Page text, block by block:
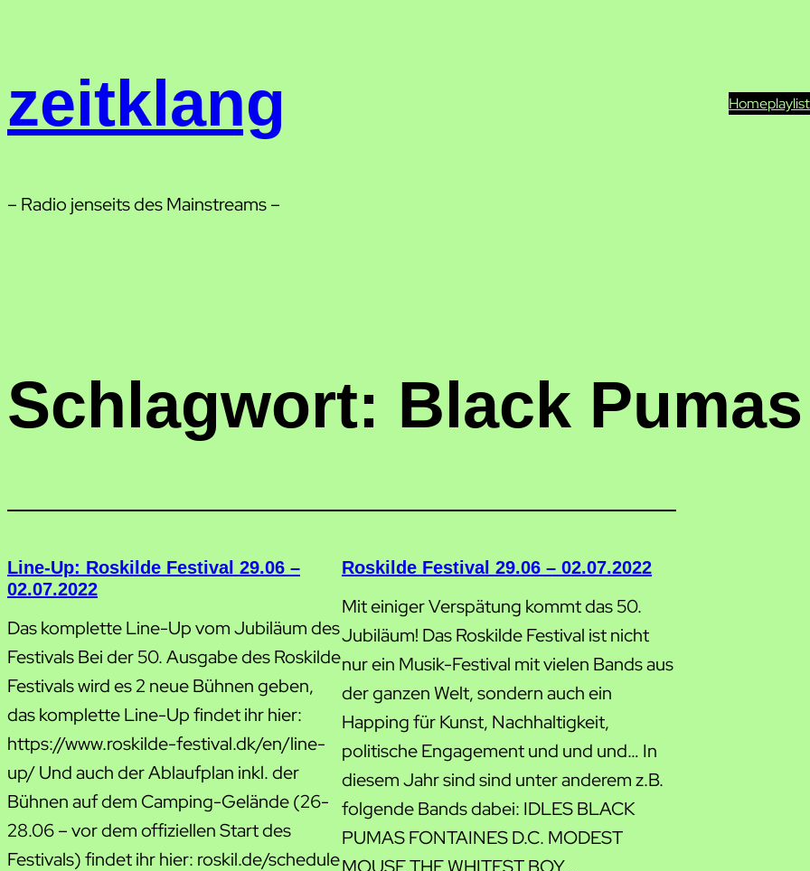
zeitklang Home
– Radio jenseits des Mainstreams –
Schlagwort: Black Pumas
Line-Up: Roskilde Festival 29.06 –
02.07.2022
Das komplette Line-Up vom Jubiläum des
Festivals Bei der 50. Ausgabe des Roskilde
Festivals wird es 2 neue Bühnen geben,
das komplette Line-Up findet ihr hier:
https://www.roskilde-festival.dk/en/line-
up/ Und auch der Ablaufplan inkl. der
Bühnen auf dem Camping-Gelände (26-
28.06 – vor dem offiziellen Start des
Festivals) findet ihr hier: roskil.de/schedule
Roskilde Festival 29.06 – 02.07.2022
Mit einiger Verspätung kommt das 50.
Jubiläum! Das Roskilde Festival ist nicht
nur ein Musik-Festival mit vielen Bands aus
der ganzen Welt, sondern auch ein
Happing für Kunst, Nachhaltigkeit,
politische Engagement und und und… In
diesem Jahr sind sind unter anderem z.B.
folgende Bands dabei: IDLES BLACK
PUMAS FONTAINES D.C. MODEST